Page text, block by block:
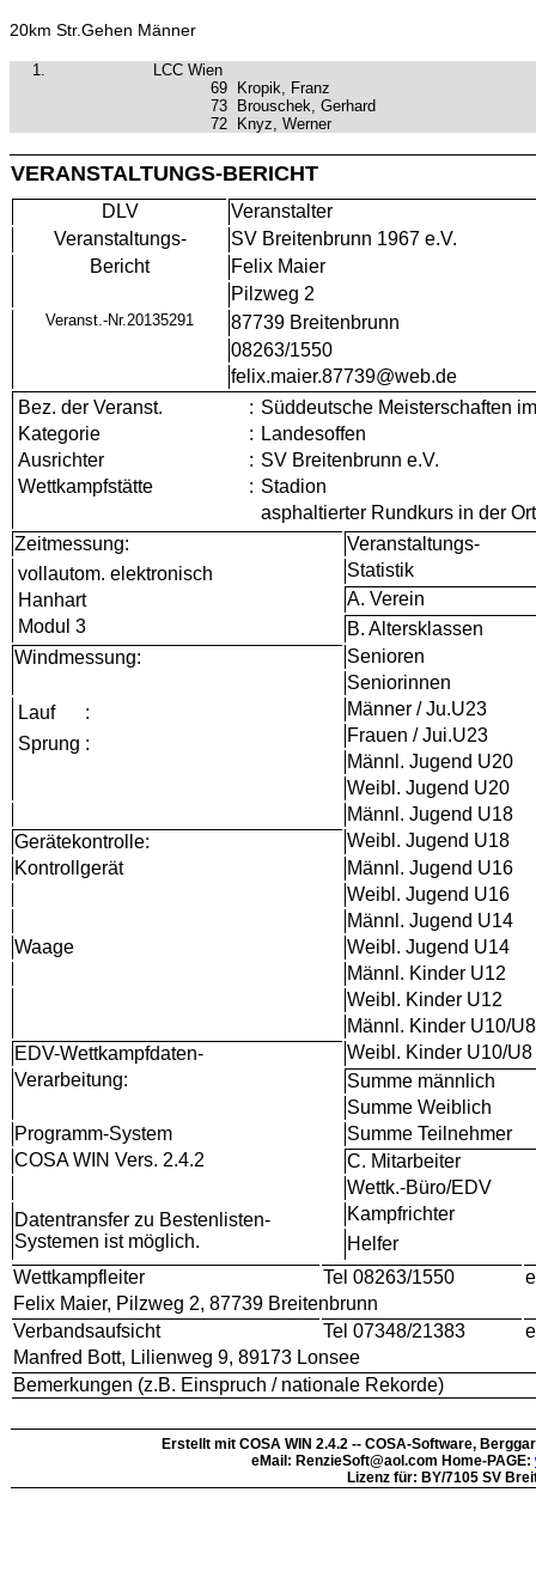
20km Str.Gehen Männer
1.
LCC Wien
69
Kropik, Franz
73
Brouschek, Gerhard
72
Knyz, Werner
VERANSTALTUNGS-BERICHT
DLV
Veranstalter
Veranstaltungs-
SV Breitenbrunn 1967 e.V.
Bericht
Felix Maier
Pilzweg 2
Veranst.-Nr.20135291
87739 Breitenbrunn
08263/1550
felix.maier.87739@web.de
Bez. der Veranst.
: Süddeutsche Meisterschaften
Kategorie
: Landesoffen
Ausrichter
: SV Breitenbrunn e.V.
Wettkampfstätte
: Stadion
asphaltierter Rundkurs in der
Zeitmessung:
Veranstaltungs-
vollautom. elektronisch
Hanhart
Modul 3
Statistik
A. Verein
B. Altersklassen
Windmessung:
Senioren
Seniorinnen
Lauf
:
Sprung :
Männer / Ju.U23
Frauen / Jui.U23
Männl. Jugend U20
Weibl. Jugend U20
Männl. Jugend U18
Gerätekontrolle:
Weibl. Jugend U18
Kontrollgerät
Männl. Jugend U16
Weibl. Jugend U16
Männl. Jugend U14
Waage
Weibl. Jugend U14
Männl. Kinder U12
Weibl. Kinder U12
Männl. Kinder U10/U8
EDV-Wettkampfdaten-
Weibl. Kinder U10/U8
Verarbeitung:
Summe männlich
Summe Weiblich
Programm-System
Summe Teilnehmer
COSA WIN Vers. 2.4.2
C. Mitarbeiter
Wettk.-Büro/EDV
Datentransfer zu Bestenlisten-
Systemen ist möglich.
Kampfrichter
Helfer
Wettkampfleiter
Tel 08263/1550
Felix Maier, Pilzweg 2, 87739 Breitenbrunn
Verbandsaufsicht
Tel 07348/21383
Manfred Bott, Lilienweg 9, 89173 Lonsee
Bemerkungen (z.B. Einspruch / nationale Rekorde)
Erstellt mit COSA WIN 2.4.2 -- COSA-Software,
eMail: RenzieSoft@aol.com Home-PAGE:
Lizenz für: BY/7105 SV